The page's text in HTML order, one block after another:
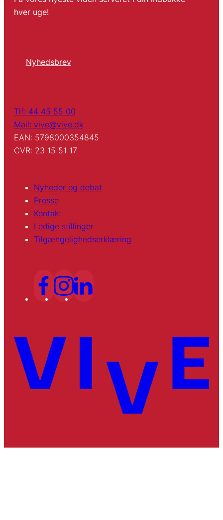
hver uge!
Nyhedsbrev
Tlf: 44 45 55 00
Mail: vive@vive.dk
EAN: 5798000354845
CVR: 23 15 51 17
Nyheder og debat
Presse
Kontakt
Ledige stillinger
Tilgængelighedserklæring